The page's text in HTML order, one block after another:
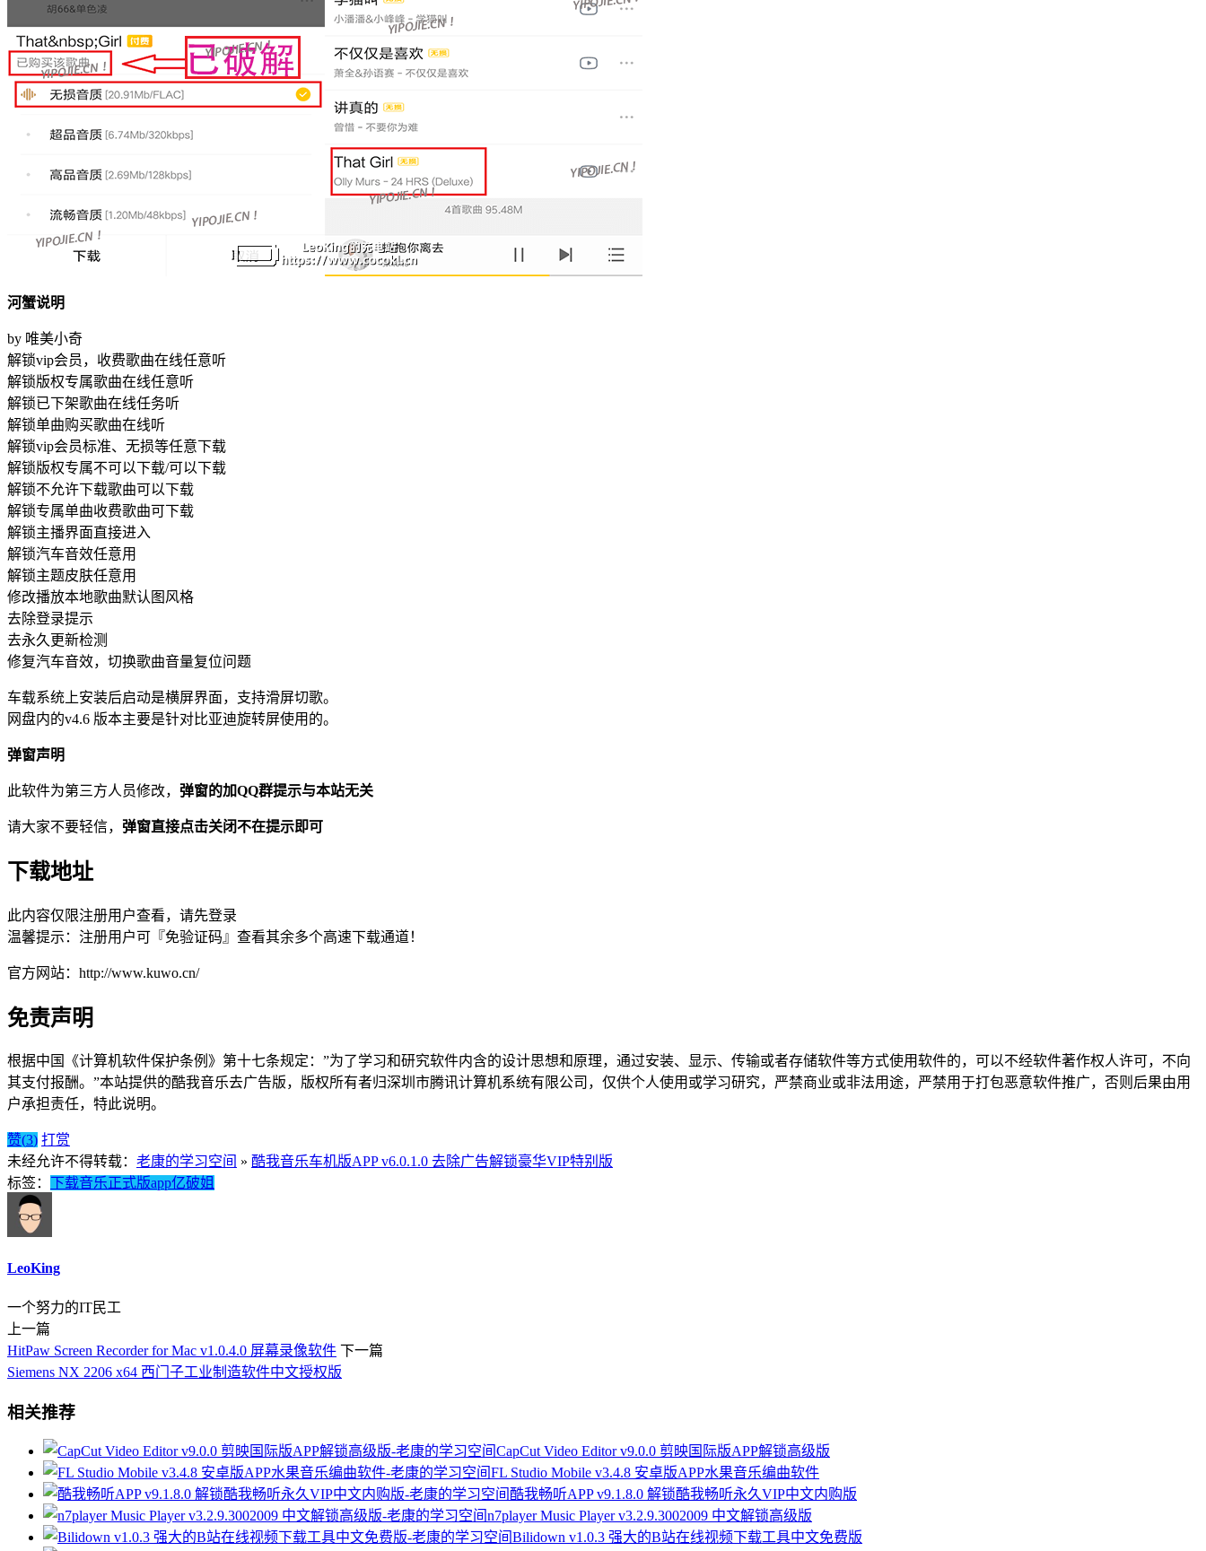
河蟹说明
by 唯美小奇
解锁vip会员，收费歌曲在线任意听
解锁版权专属歌曲在线任意听
解锁已下架歌曲在线任务听
解锁单曲购买歌曲在线听
解锁vip会员标准、无损等任意下载
解锁版权专属不可以下载/可以下载
解锁不允许下载歌曲可以下载
解锁专属单曲收费歌曲可下载
解锁主播界面直接进入
解锁汽车音效任意用
解锁主题皮肤任意用
修改播放本地歌曲默认图风格
去除登录提示
去永久更新检测
修复汽车音效，切换歌曲音量复位问题
车载系统上安装后启动是横屏界面，支持滑屏切歌。
网盘内的v4.6 版本主要是针对比亚迪旋转屏使用的。
弹窗声明
此软件为第三方人员修改， 弹窗的加QQ群提示与本站无关
请大家不要轻信， 弹窗直接点击关闭不在提示即可
下载地址
此内容仅限注册用户查看，请先登录
温馨提示：注册用户可『免验证码』查看其余多个高速下载通道！
官方网站：http://www.kuwo.cn/
免责声明
根据中国《计算机软件保护条例》第十七条规定：”为了学习和研究软件内含的设计思想和原理，通过安装、显示、传输或者存储软件等方式使用软件的，可以不经软件著作权人许可，不向
其支付报酬。”本站提供的酷我音乐去广告版，版权所有者归深圳市腾讯计算机系统有限公司，仅供个人使用或学习研究，严禁商业或非法用途，严禁用于打包恶意软件推广，否则后果由用
户承担责任，特此说明。
赞(3) 打赏
未经允许不得转载： 老康的学习空间 » 酷我音乐车机版APP v6.0.1.0 去除广告解锁豪华VIP特别版
标签： 下载音乐正式版app亿破姐
LeoKing
一个努力的IT民工
上一篇
HitPaw Screen Recorder for Mac v1.0.4.0 屏幕录像软件 下一篇
Siemens NX 2206 x64 西门子工业制造软件中文授权版
相关推荐
CapCut Video Editor v9.0.0 剪映国际版APP解锁高级版
FL Studio Mobile v3.4.8 安卓版APP水果音乐编曲软件
酷我畅听APP v9.1.8.0 解锁酷我畅听永久VIP中文内购版
n7player Music Player v3.2.9.3002009 中文解锁高级版
Bilidown v1.0.3 强大的B站在线视频下载工具中文免费版